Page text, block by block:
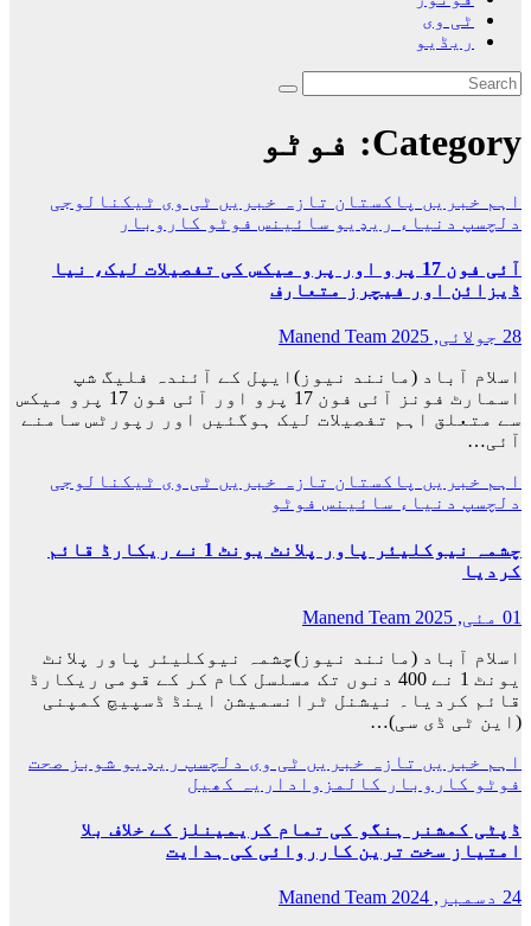
ٹی وی
ریڈیو
Category: فوٹو
اہم خبریں پاکستان تازہ خبریں ٹی وی ٹیکنالوجی
دلچسپ دنیاء ریډيو سائینس فوٹو کاروبار
آئی فون 17 پرو اور پرو میکس کی تفصیلات لیک، نیا
ڈیزائن اور فیچرز متعارف
28 جولائی, 2025
Manend Team
اسلام آباد (مانند نیوز)ایپل کے آئندہ فلیگ شپ
اسمارٹ فونز آئی فون 17 پرو اور آئی فون 17 پرو میکس
سے متعلق اہم تفصیلات لیک ہوگئیں اور رپورٹس سامنے
آئی…
اہم خبریں پاکستان تازہ خبریں ٹی وی ٹیکنالوجی
دلچسپ دنیاء سائینس فوٹو
چشمہ نیوکلیئر پاور پلانٹ یونٹ 1 نے ریکارڈ قائم
کردیا
01 مئی, 2025
Manend Team
اسلام آباد (مانند نیوز)چشمہ نیوکلیئر پاور پلانٹ
یونٹ 1 نے 400 دنوں تک مسلسل کام کر کے قومی ریکارڈ
قائم کردیا۔ نیشنل ٹرانسمیشن اینڈ ڈسپیچ کمپنی
(این ٹی ڈی سی)…
اہم خبریں تازہ خبریں ٹی وی دلچسپ ریډيو شوبز
صحت
فوٹو کاروبار کالمزواداریہ کھیل
ڈپٹی کمشنر ہنگو کی تمام کریمینلز کے خلاف بلا
امتیاز سخت ترین کارروائی کی ہدایت
24 دسمبر, 2024
Manend Team